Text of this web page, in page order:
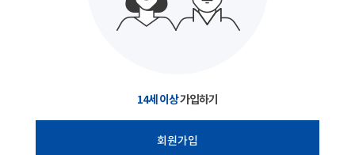
14세 이상가입하기
회원가입